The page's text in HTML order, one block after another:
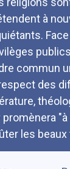
à
commun
des
promènera
les